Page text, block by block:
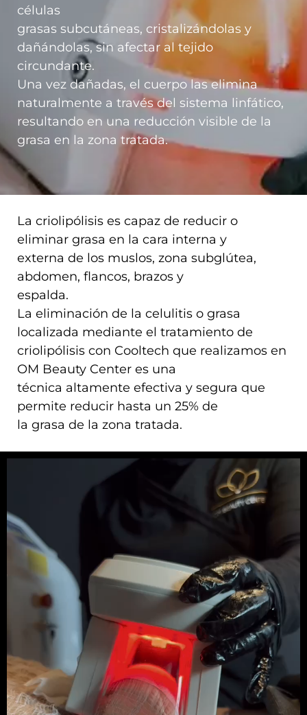
células
grasas subcutáneas, cristalizándolas y
dañándolas, sin afectar al tejido
circundante.
Una vez dañadas, el cuerpo las elimina
naturalmente a través del sistema linfático,
resultando en una reducción visible de la
grasa en la zona tratada.
La criolipólisis es capaz de reducir o
eliminar grasa en la cara interna y
externa de los muslos, zona subglútea,
abdomen, flancos, brazos y
espalda.
La eliminación de la celulitis o grasa
localizada mediante el tratamiento de
criolipólisis con Cooltech que realizamos en
OM Beauty Center es una
técnica altamente efectiva y segura que
permite reducir hasta un 25% de
la grasa de la zona tratada.